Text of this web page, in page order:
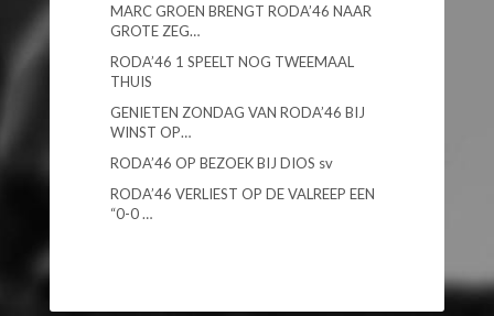
MARC GROEN BRENGT RODA’46 NAAR
GROTE ZEG…
RODA’46 1 SPEELT NOG TWEEMAAL
THUIS
GENIETEN ZONDAG VAN RODA’46 BIJ
WINST OP…
RODA’46 OP BEZOEK BIJ DIOS sv
RODA’46 VERLIEST OP DE VALREEP EEN
“0-0 …